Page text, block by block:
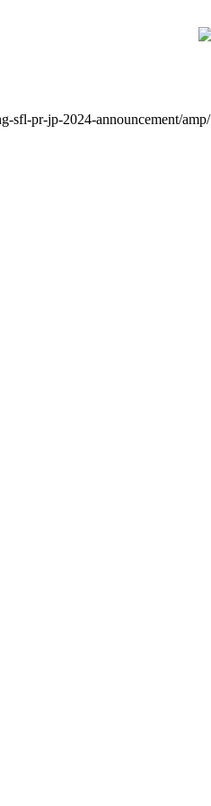
sfl-pr-jp-2024-announcement/amp/